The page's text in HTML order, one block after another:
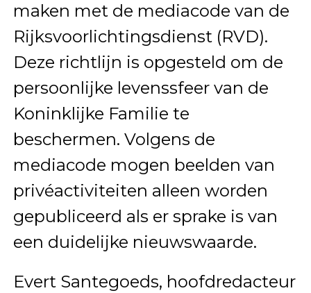
maken met de mediacode van de
Rijksvoorlichtingsdienst (RVD).
Deze richtlijn is opgesteld om de
persoonlijke levenssfeer van de
Koninklijke Familie te
beschermen. Volgens de
mediacode mogen beelden van
privéactiviteiten alleen worden
gepubliceerd als er sprake is van
een duidelijke nieuwswaarde.
Evert Santegoeds, hoofdredacteur